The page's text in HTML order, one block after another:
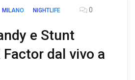
MILANO NIGHTLIFE 0
e Stunt
dal vivo a